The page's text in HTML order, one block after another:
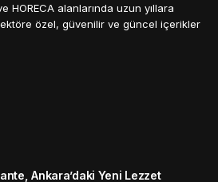
HORECA alanlarında uzun yıllara
özel, güvenilir ve güncel içerikler
Ankara’daki Yeni Lezzet